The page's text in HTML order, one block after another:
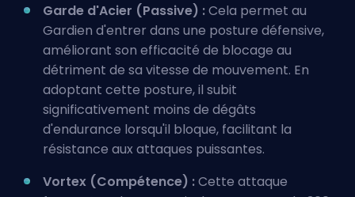
Garde d'Acier (Passive) :Cela permet au
Gardien d'entrer dans une posture défensive,
améliorant son efficacité de blocage au
détriment de sa vitesse de mouvement. En
adoptant cette posture, il subit
significativement moins de dégâts
d'endurance lorsqu'il bloque, facilitant la
résistance aux attaques puissantes.
Vortex (Compétence) :Cette attaque